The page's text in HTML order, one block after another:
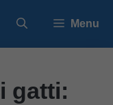
Menu
gatti: